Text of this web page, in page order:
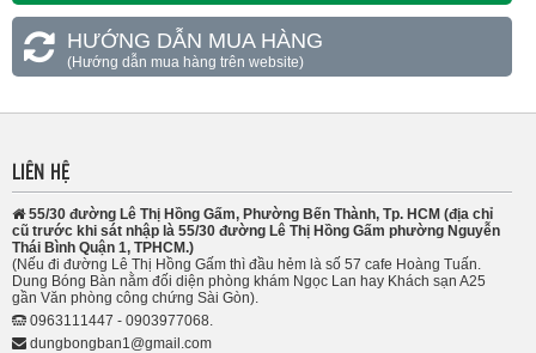
HƯỚNG DẪN MUA HÀNG
(Hướng dẫn mua hàng trên website)
LIÊN HỆ
55/30 đường Lê Thị Hồng Gấm, Phường Bến Thành, Tp. HCM (địa chỉ
cũ trước khi sát nhập là 55/30 đường Lê Thị Hồng Gấm phường Nguyễn
Thái Bình Quận 1, TPHCM.)
(Nếu đi đường Lê Thị Hồng Gấm thì đầu hẻm là số 57 cafe Hoàng Tuấn.
Dung Bóng Bàn nằm đối diện phòng khám Ngọc Lan hay Khách sạn A25
gần Văn phòng công chứng Sài Gòn).
0963111447 - 0903977068.
dungbongban1@gmail.com